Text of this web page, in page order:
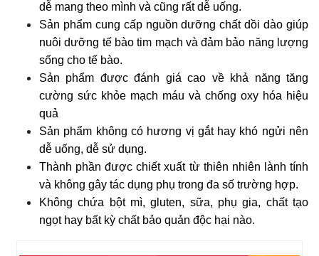
dễ mang theo mình và cũng rất dễ uống.
Sản phẩm cung cấp nguồn dưỡng chất dồi dào giúp
nuôi dưỡng tế bào tim mạch và đảm bảo năng lượng
sống cho tế bào.
Sản phẩm được đánh giá cao về khả năng tăng
cường sức khỏe mạch máu và chống oxy hóa hiệu
quả
Sản phẩm không có hương vị gắt hay khó ngửi nên
dễ uống, dễ sử dụng.
Thành phần được chiết xuất từ thiên nhiên lành tính
và không gây tác dụng phụ trong đa số trường hợp.
Không chứa bột mì, gluten, sữa, phụ gia, chất tạo
ngọt hay bất kỳ chất bảo quản độc hại nào.